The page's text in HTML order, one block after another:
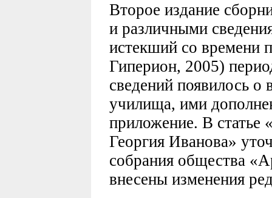
Второе издание
и различными
истекший со времени
Гиперион, 2005)
сведений появилось
училища, ими
приложение. В статье
Георгия Иванова»
собрания общества
внесены изменения